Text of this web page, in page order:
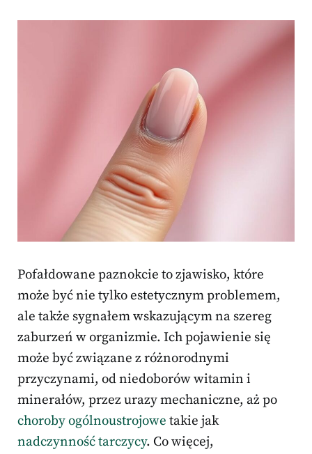
Pofałdowane paznokcie to zjawisko, które
może być nie tylko estetycznym problemem,
ale także sygnałem wskazującym na szereg
zaburzeń w organizmie. Ich pojawienie się
może być związane z różnorodnymi
przyczynami, od niedoborów witamin i
minerałów, przez urazy mechaniczne, aż po
choroby ogólnoustrojowe takie jak
nadczynność tarczycy. Co więcej,